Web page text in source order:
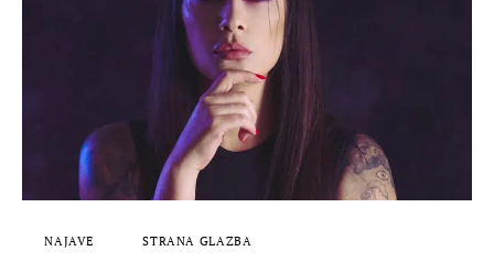
MUSIC BOX
NAJAVE STRANA GLAZBA